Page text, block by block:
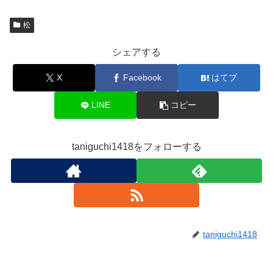
松
シェアする
X Facebook はてブ
LINE コピー
taniguchi1418をフォローする
taniguchi1418